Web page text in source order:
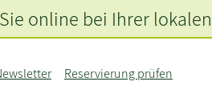
Reservierung prüfen
online bei Ihrer lokalen